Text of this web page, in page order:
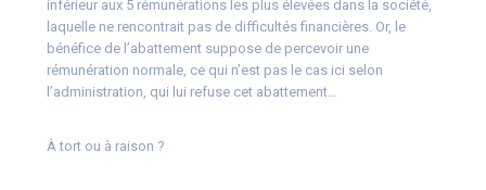
inférieur aux 5 rémunérations les plus élevées dans la société,
laquelle ne rencontrait pas de difficultés financières. Or, le
bénéfice de l’abattement suppose de percevoir une
rémunération normale, ce qui n’est pas le cas ici selon
l’administration, qui lui refuse cet abattement…
À tort ou à raison ?